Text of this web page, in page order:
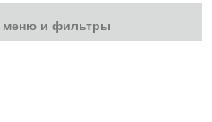
меню и фильтры